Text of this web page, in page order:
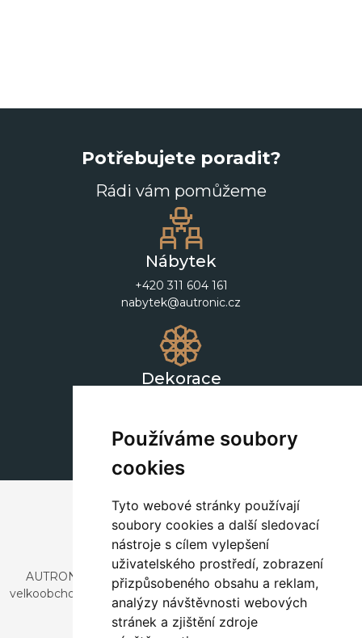
Používáme soubory
cookies
Tyto webové stránky používají
soubory cookies a další sledovací
nástroje s cílem vylepšení
uživatelského prostředí, zobrazení
přizpůsobeného obsahu a reklam,
analýzy návštěvnosti webových
stránek a zjištění zdroje
Potřebujete poradit?
Rádi vám pomůžeme
Nábytek
+420 311 604 161
nabytek@autronic.cz
Dekorace
AUTRONIC, s.r.o. je společnost zabývající se dovozem a
velkoobchodním prodejem designového i stylového nábytku
a dekorací.